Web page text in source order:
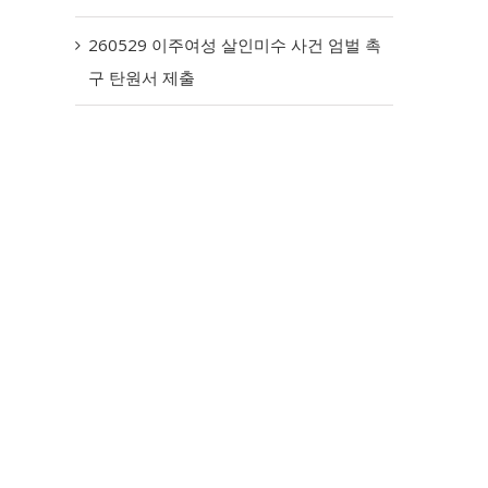
260529 이주여성 살인미수 사건 엄벌 촉
구 탄원서 제출